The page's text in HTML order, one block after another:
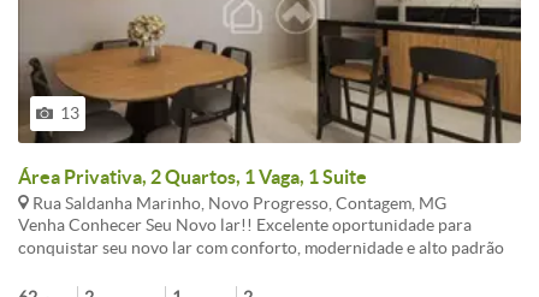
13
Área Privativa, 2 Quartos, 1 Vaga, 1 Suite
Rua Saldanha Marinho, Novo Progresso, Contagem, MG
Venha Conhecer Seu Novo lar!! Excelente oportunidade para
conquistar seu novo lar com conforto, modernidade e alto padrão